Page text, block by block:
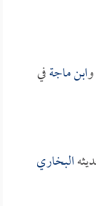
وابن ماجةفي
البخاري